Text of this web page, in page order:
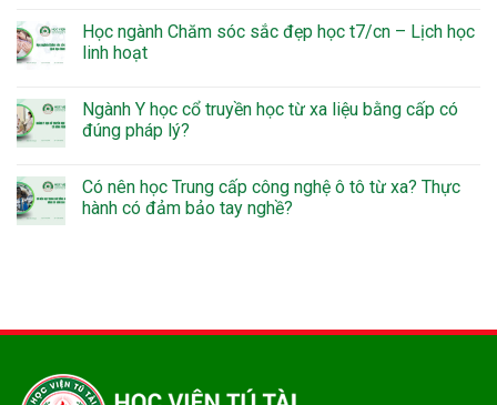
Học ngành Chăm sóc sắc đẹp học t7/cn – Lịch học
linh hoạt
Ngành Y học cổ truyền học từ xa liệu bằng cấp có
đúng pháp lý?
Có nên học Trung cấp công nghệ ô tô từ xa? Thực
hành có đảm bảo tay nghề?